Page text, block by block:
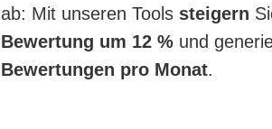
ab: Mit unseren Tools steigern
Bewertung um 12 % und
Bewertungen pro Monat.